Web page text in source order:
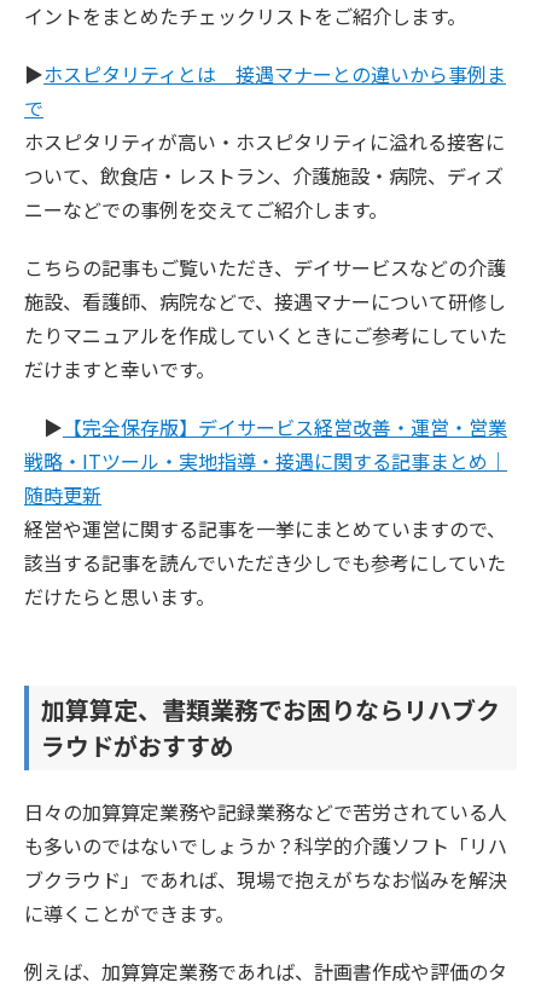
イントをまとめたチェックリストをご紹介します。
▶︎ホスピタリティとは 接遇マナーとの違いから事例ま
で
ホスピタリティが高い・ホスピタリティに溢れる接客に
ついて、飲食店・レストラン、介護施設・病院、ディズ
ニーなどでの事例を交えてご紹介します。
こちらの記事もご覧いただき、デイサービスなどの介護
施設、看護師、病院などで、接遇マナーについて研修し
たりマニュアルを作成していくときにご参考にしていた
だけますと幸いです。
▶︎ 【完全保存版】デイサービス経営改善・運営・営業
戦略・ITツール・実地指導・接遇に関する記事まとめ｜
随時更新
経営や運営に関する記事を一挙にまとめていますので、
該当する記事を読んでいただき少しでも参考にしていた
だけたらと思います。
加算算定、書類業務でお困りならリハブク
ラウドがおすすめ
日々の加算算定業務や記録業務などで苦労されている人
も多いのではないでしょうか？科学的介護ソフト「リハ
ブクラウド」であれば、現場で抱えがちなお悩みを解決
に導くことができます。
例えば、加算算定業務であれば、計画書作成や評価のタ